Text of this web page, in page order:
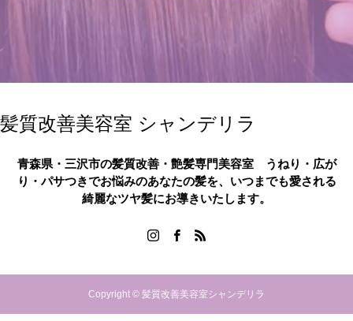
髪質改善美容室 シャンデリラ
青森県・三沢市の髪質改善・艶髪専門美容室 うねり・広が
り・パサつきでお悩みのあなたの髪を、いつまでも愛される
綺麗なツヤ髪にお導きいたします。
Copyright © 髪質改善美容室シャンデリラ